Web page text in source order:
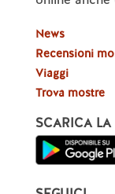
News
Recensioni
Viaggi
Trova mostre
SCARICA